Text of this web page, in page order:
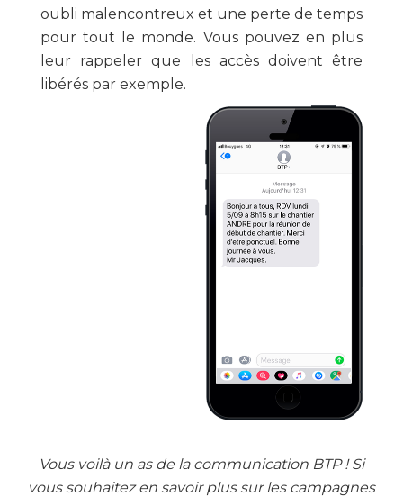
oubli malencontreux et une perte de temps
pour tout le monde. Vous pouvez en plus
leur rappeler que les accès doivent être
libérés par exemple.
Vous voilà un as de la communication BTP ! Si
vous souhaitez en savoir plus sur les campagnes